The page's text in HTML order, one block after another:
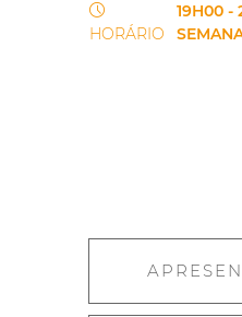
HORÁRIO
19H00 -